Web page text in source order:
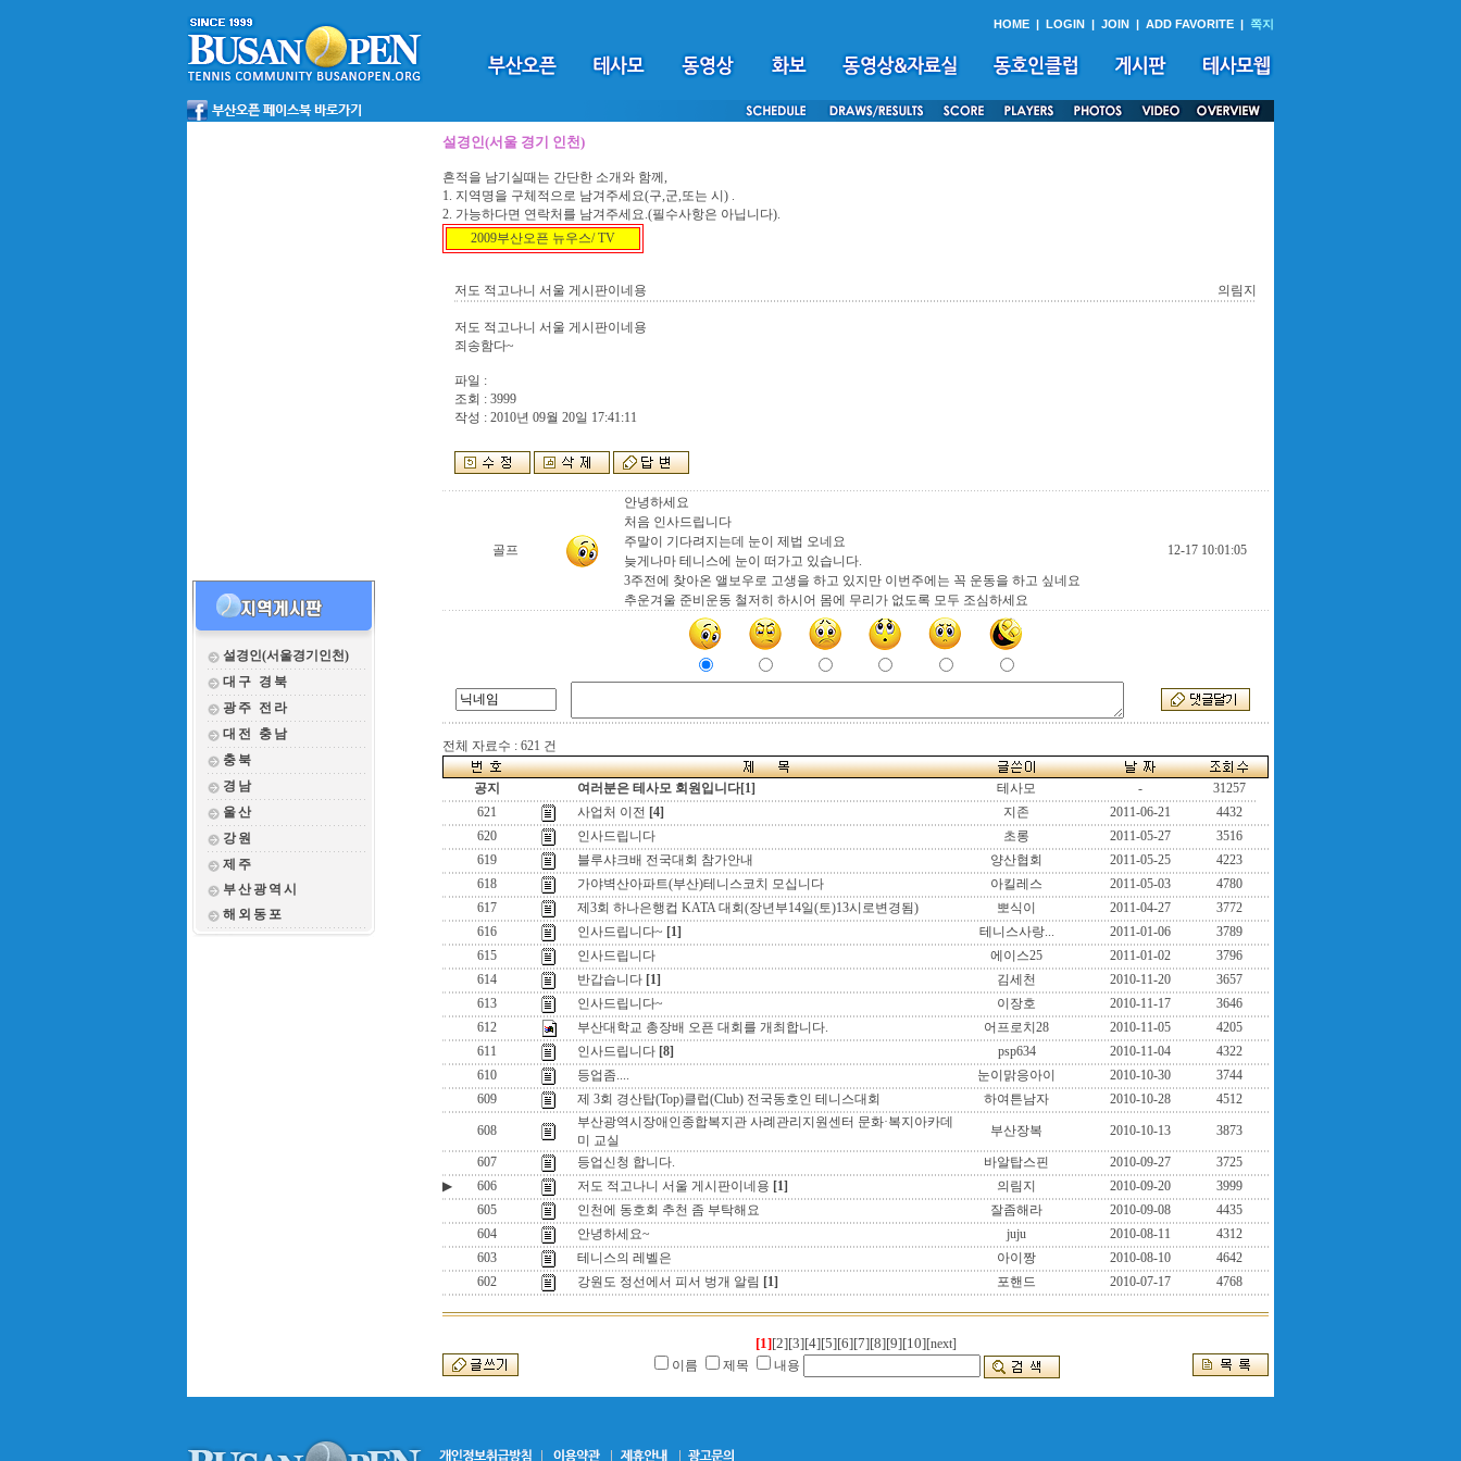
HOME | LOGIN | JOIN | ADD FAVORITE | 쪽지
설경인(서울경기인천)
대구 경북
광주 전라
대전 충남
충북
경남
울산
강원
제주
부산광역시
해외동포
설경인(서울 경기 인천)
흔적을 남기실때는 간단한 소개와 함께,
1. 지역명을 구체적으로 남겨주세요(구,군,또는 시) .
2. 가능하다면 연락처를 남겨주세요.(필수사항은 아닙니다).
2009부산오픈 뉴우스/ TV
저도 적고나니 서울 게시판이네용 의림지
저도 적고나니 서울 게시판이네용
죄송함다~
파일 :
조회 : 3999
작성 : 2010년 09월 20일 17:41:11
골프
안녕하세요
처음 인사드립니다
주말이 기다려지는데 눈이 제법 오네요
늦게나마 테니스에 눈이 떠가고 있습니다.
3주전에 찾아온 앨보우로 고생을 하고 있지만 이번주에는 꼭 운동을 하고 싶네요
추운겨울 준비운동 철저히 하시어 몸에 무리가 없도록 모두 조심하세요
12-17 10:01:05
전체 자료수 : 621 건
공지 여러분은 테사모 회원입니다[1] 테사모 -
31257
621
사업처 이전 [4] 지존 2011-06-21
4432
620
인사드립니다 초롱 2011-05-27
3516
619
블루샤크배 전국대회 참가안내 양산협회 2011-05-25
4223
618
가야벽산아파트(부산)테니스코치 모십니다 아킬레스 2011-05-03
4780
617
제3회 하나은행컵 KATA 대회(장년부14일(토)13시로변경됨) 뽀식이 2011-04-27
3772
616
인사드립니다~ [1] 테니스사랑... 2011-01-06
3789
615
인사드립니다 에이스25 2011-01-02
3796
614
반갑습니다 [1] 김세천 2010-11-20
3657
613
인사드립니다~ 이장호 2010-11-17
3646
612
부산대학교 총장배 오픈 대회를 개최합니다. 어프로치28 2010-11-05
4205
611
인사드립니다 [8] psp634 2010-11-04
4322
610
등업좀.... 눈이맑응아이 2010-10-30
3744
609
제 3회 경산탑(Top)클럽(Club) 전국동호인 테니스대회 하여튼남자 2010-10-28 4512
608
부산광역시장애인종합복지관 사례관리지원센터 문화·복지아카데
미 교실
부산장복 2010-10-13 3873
607 등업신청 합니다. 바알탑스핀 2010-09-27
3725
▶
606 저도 적고나니 서울 게시판이네용 [1] 의림지 2010-09-20
3999
605
인천에 동호회 추천 좀 부탁해요 잘좀해라 2010-09-08
4435
604
안녕하세요~ juju 2010-08-11
4312
603
테니스의 레벨은 아이짱 2010-08-10
4642
602
강원도 정선에서 피서 벙개 알림 [1] 포핸드 2010-07-17 4768
[1][2][3][4][5][6][7][8][9][10][next]
이름
제목 내용